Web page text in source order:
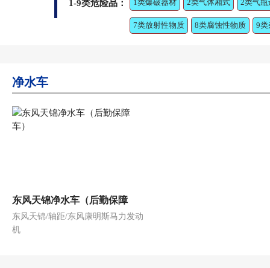
1-9类危险品： 1类爆破器材 2类气体厢式 2类气
7类放射性物质 8类腐蚀性物质 9类
净水车
东风天锦净水车（后勤保障
车）
东风天锦/轴距/东风康明斯马力发动
机